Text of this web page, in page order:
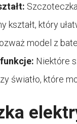
kształt, który
model z
Niektóre
światło, które